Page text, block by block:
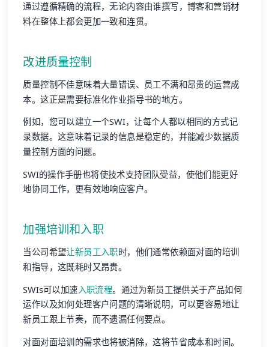
通过遵循精确的流程，无论内容由谁撰写，博客和营销材
料在整体上都会更加一致和连贯。
改进质量控制
质量控制不佳意味着大量错误、员工不满和昂贵的运营成
本。这正是需要标准化作业指导书的地方。
例如，您可以建立一个SWI，让每个人都以相同的方式记
录数据。这意味着记录的信息是稳定的，并能减少数据质
量控制方面的问题。
SWI的操作手册也将使技术支持团队受益，使他们能更好
地协同工作，更有效地响应客户。
加强培训和入职
当公司希望让新员工入职时，他们通常依赖面对面的培训
和指导，这既耗时又昂贵。
SWIs可以加速入职流程。通过为新员工提供关于产品如何
运作以及如何处理客户问题的清晰说明，可以更容易地让
新员工跟上节奏，而不遗漏任何要点。
对面对面培训的需求也将被消除，这将节省成本和时间。